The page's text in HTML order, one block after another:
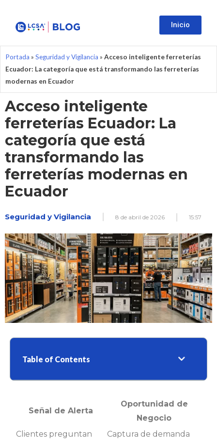
Inicio
Portada » Seguridad y Vigilancia » Acceso inteligente ferreterías
Ecuador: La categoría que está transformando las ferreterías
modernas en Ecuador
Acceso inteligente
ferreterías Ecuador: La
categoría que está
transformando las
ferreterías modernas en
Ecuador
Seguridad y Vigilancia 8 de abril de 2026 15:57
Table of Contents
Señal de Alerta
Oportunidad de
Negocio
Clientes preguntan
Captura de demanda